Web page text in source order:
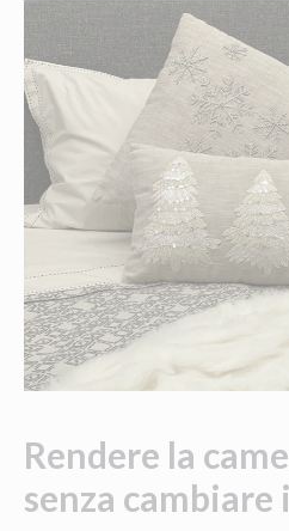
Rendere la
senza cambiare